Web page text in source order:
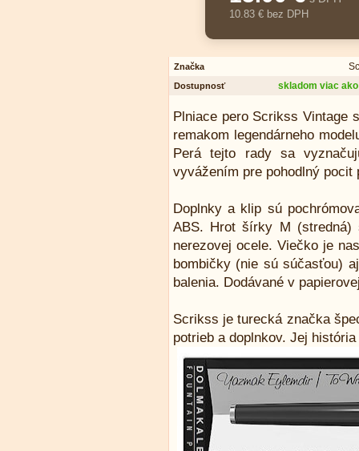
10.83 € bez DPH
Značka
Dostupnosť skladom viac
Plniace pero Scrikss Vintage
remakom legendárneho
Perá tejto rady sa
vyvážením pre pohodlný pocit
Doplnky a klip sú
ABS. Hrot šírky M (stredná)
nerezovej ocele. Viečko je
bombičky (nie sú súčasťou)
balenia. Dodávané v
Scrikss je turecká značka
potrieb a doplnkov. Jej